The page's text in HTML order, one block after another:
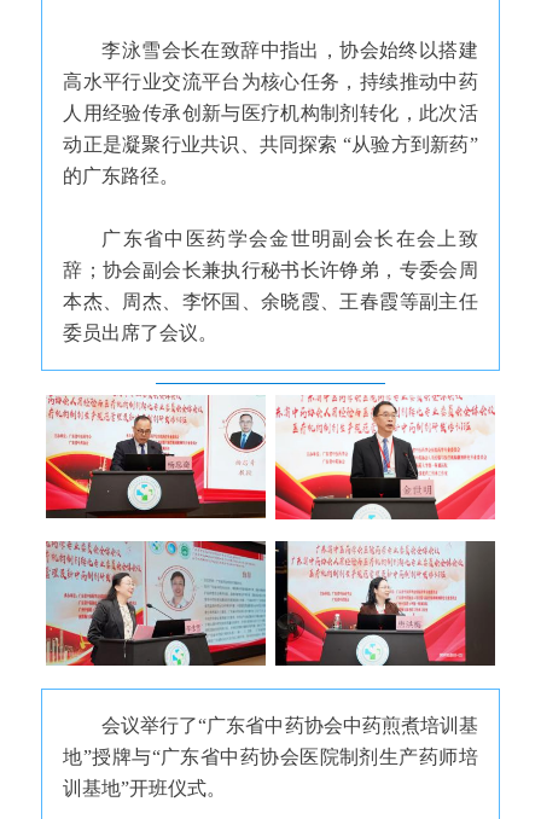
李泳雪会长在致辞中指出，协会始终以搭建
高水平行业交流平台为核心任务，持续推动中药
人用经验传承创新与医疗机构制剂转化，此次活
动正是凝聚行业共识、共同探索 “从验方到新药”
的广东路径。
广东省中医药学会金世明副会长在会上致
辞；协会副会长兼执行秘书长许铮弟，专委会周
本杰、周杰、李怀国、余晓霞、王春霞等副主任
委员出席了会议。
会议举行了“广东省中药协会中药煎煮培训基
地”授牌与“广东省中药协会医院制剂生产药师培
训基地”开班仪式。